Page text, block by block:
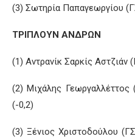
(3) Σωτηρία
ΤΡΙΠΛΟΥΝ ΑΝΔΡΩΝ
(1) Αντρανίκ Σαρκίς
(2) Μιχάλης
(-0,2)
(3) Ξένιος